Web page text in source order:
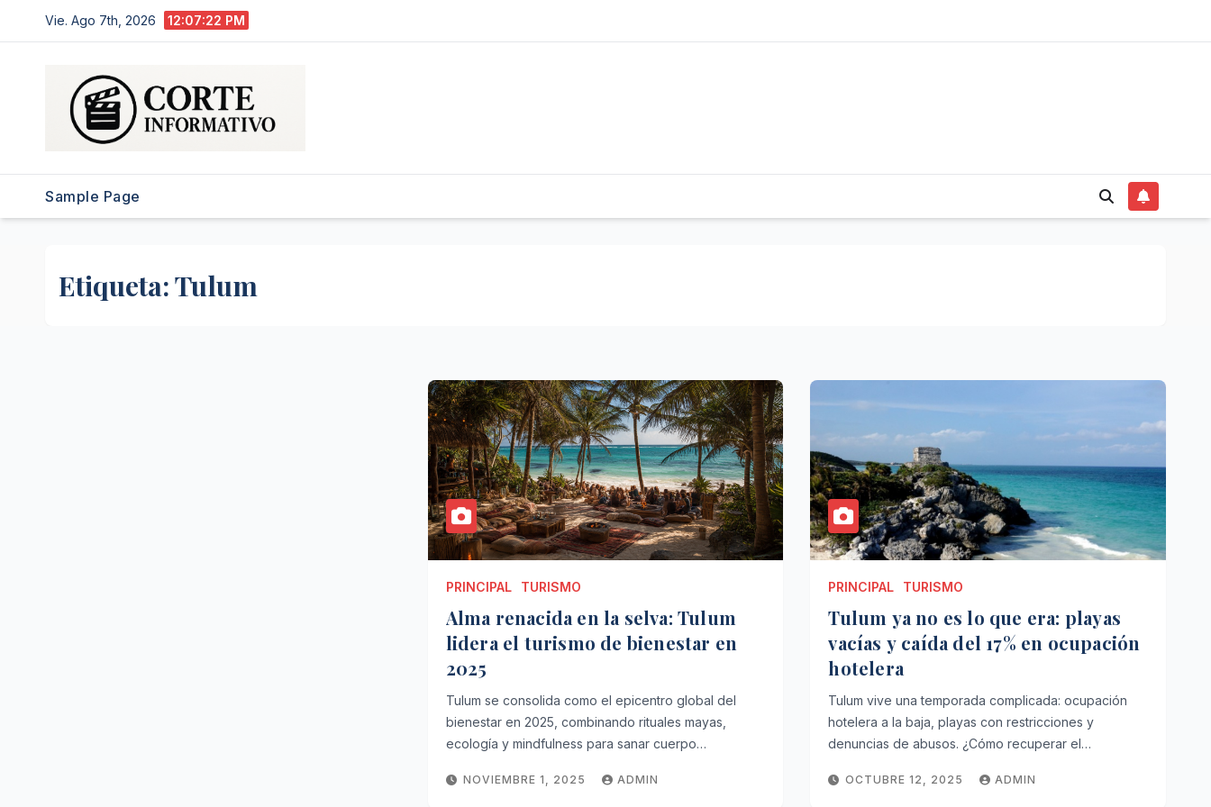
al
Vie. Ago 7th, 2026 12:07:23 PM
Sample Page
Etiqueta:Tulum
PRINCIPAL TURISMO
Alma renacida en la selva: Tulum
lidera el turismo de bienestar en
2025
Tulum se consolida como el epicentro global del
bienestar en 2025, combinando rituales mayas,
ecología y mindfulness para sanar cuerpo…
NOVIEMBRE 1, 2025 ADMIN
PRINCIPAL TURISMO
Tulum ya no es lo que era: playas
vacías y caída del 17% en ocupación
hotelera
Tulum vive una temporada complicada: ocupación
hotelera a la baja, playas con restricciones y
denuncias de abusos. ¿Cómo recuperar el…
OCTUBRE 12, 2025 ADMIN